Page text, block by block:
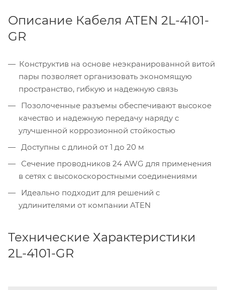
Описание Кабеля ATEN 2L-4101-
GR
Конструктив на основе неэкранированной витой
пары позволяет организовать экономящую
пространство, гибкую и надежную связь
Позолоченные разъемы обеспечивают высокое
качество и надежную передачу наряду с
улучшенной коррозионной стойкостью
Доступны с длиной от 1 до 20 м
Сечение проводников 24 AWG для применения
в сетях с высокоскоростными соединениями
Идеально подходит для решений с
удлинителями от компании ATEN
Технические Характеристики
2L-4101-GR